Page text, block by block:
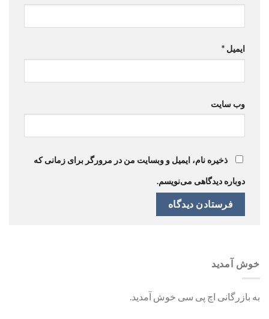
ایمیل *
وب‌ سایت
ذخیره نام، ایمیل و وبسایت من در مرورگر برای زمانی که
دوباره دیدگاهی می‌نویسم.
خوش آمدید
به بازرگانی اچ پی سی خوش آمدید.